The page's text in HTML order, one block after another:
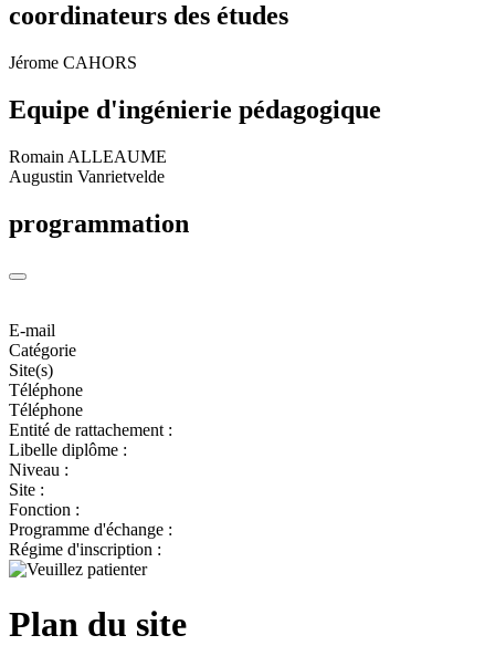
coordinateurs des études
Jérome CAHORS
Equipe d'ingénierie pédagogique
Romain ALLEAUME
Augustin Vanrietvelde
programmation
E-mail
Catégorie
Site(s)
Téléphone
Téléphone
Entité de rattachement :
Libelle diplôme :
Niveau :
Site :
Fonction :
Programme d'échange :
Régime d'inscription :
Plan du site